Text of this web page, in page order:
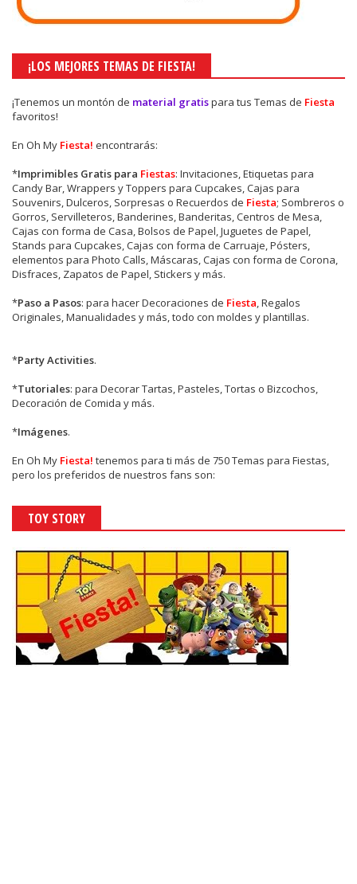
¡LOS MEJORES TEMAS DE FIESTA!
¡Tenemos un montón de material gratispara tus Temas de Fiesta
favoritos!
En Oh My Fiesta! encontrarás:
*Imprimibles Gratis para Fiestas: Invitaciones, Etiquetas para
Candy Bar, Wrappers y Toppers para Cupcakes, Cajas para
Souvenirs, Dulceros, Sorpresas o Recuerdos de Fiesta; Sombreros o
Gorros, Servilleteros, Banderines, Banderitas, Centros de Mesa,
Cajas con forma de Casa, Bolsos de Papel, Juguetes de Papel,
Stands para Cupcakes, Cajas con forma de Carruaje, Pósters,
elementos para Photo Calls, Máscaras, Cajas con forma de Corona,
Disfraces, Zapatos de Papel, Stickers y más.
*Paso a Pasos: para hacer Decoraciones de Fiesta , Regalos
Originales, Manualidades y más, todo con moldes y plantillas.
*Party Activities.
*Tutoriales: para Decorar Tartas, Pasteles, Tortas o Bizcochos,
Decoración de Comida y más.
*Imágenes.
En Oh My Fiesta! tenemos para ti más de 750 Temas para Fiestas,
pero los preferidos de nuestros fans son:
TOY STORY